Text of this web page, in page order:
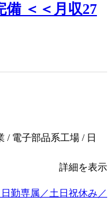
備 ＜＜月収27
/ 電子部品系工場 / 日
詳細を表示